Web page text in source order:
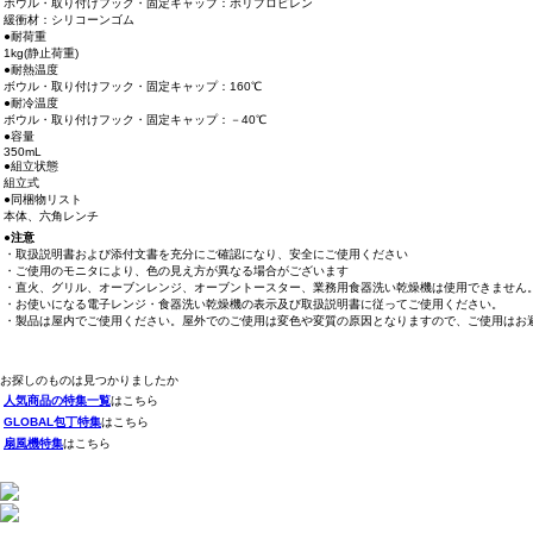
ボウル・取り付けフック・固定キャップ：ポリプロピレン
緩衝材：シリコーンゴム
●耐荷重
1kg(静止荷重)
●耐熱温度
ボウル・取り付けフック・固定キャップ：160℃
●耐冷温度
ボウル・取り付けフック・固定キャップ：－40℃
●容量
350mL
●組立状態
組立式
●同梱物リスト
本体、六角レンチ
●注意
・取扱説明書および添付文書を充分にご確認になり、安全にご使用ください
・ご使用のモニタにより、色の見え方が異なる場合がございます
・直火、グリル、オーブンレンジ、オーブントースター、業務用食器洗い乾燥機は使用できません。
・お使いになる電子レンジ・食器洗い乾燥機の表示及び取扱説明書に従ってご使用ください。
・製品は屋内でご使用ください。屋外でのご使用は変色や変質の原因となりますので、ご使用はお
お探しのものは見つかりましたか
人気商品の特集一覧はこちら
GLOBAL包丁特集はこちら
扇風機特集はこちら